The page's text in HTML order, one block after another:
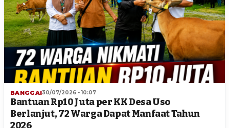
BANGGAI30/07/2026 - 10:07
Bantuan Rp10 Juta per KK Desa Uso
Berlanjut, 72 Warga Dapat Manfaat Tahun
2026